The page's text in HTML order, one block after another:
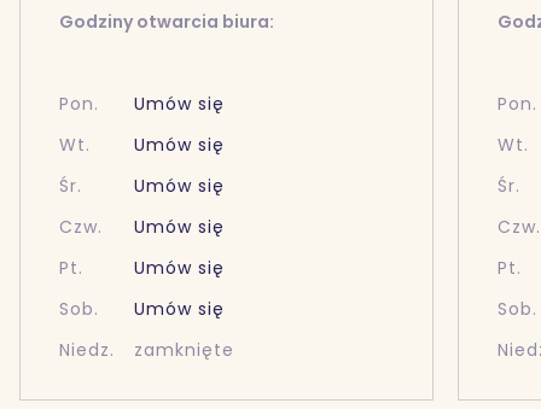
Godziny otwarcia biura:
Pon.
Umów się
Wt.
Umów się
Śr.
Umów się
Czw.
Umów się
Pt.
Umów się
Sob.
Umów się
Niedz.
zamknięte
Pon.
Wt.
Śr.
Czw.
Pt.
Sob.